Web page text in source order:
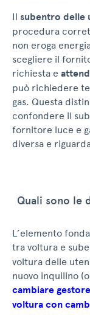
Il subentro delle
procedura
non eroga
scegliere il
richiesta e
può richiedere
gas. Questa
confondere il
fornitore luce e
diversa e
Quali sono le
L’elemento
tra voltura e
voltura delle
nuovo inquilino
cambiare
voltura con